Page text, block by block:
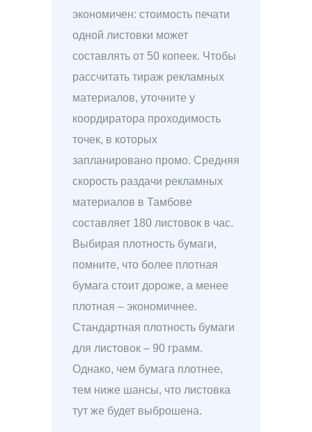
экономичен: стоимость печати
одной листовки может
составлять от 50 копеек. Чтобы
рассчитать тираж рекламных
материалов, уточните у
коордиратора проходимость
точек, в которых
запланировано промо. Средняя
скорость раздачи рекламных
материалов в Тамбове
составляет 180 листовок в час.
Выбирая плотность бумаги,
помните, что более плотная
бумага стоит дороже, а менее
плотная – экономичнее.
Стандартная плотность бумаги
для листовок – 90 грамм.
Однако, чем бумага плотнее,
тем ниже шансы, что листовка
тут же будет выброшена.